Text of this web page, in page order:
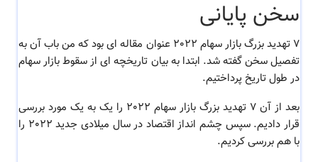
سخن پایانی
7 تهدید بزرگ بازار سهام 2022 عنوان مقاله ای بود که من باب آن به
تفصیل سخن گفته شد. ابتدا به بیان تاریخچه ای از سقوط بازار سهام
در طول تاریخ پرداختیم.
بعد از آن 7 تهدید بزرگ بازار سهام 2022 را یک به یک مورد بررسی
قرار دادیم. سپس چشم انداز اقتصاد در سال میلادی جدید 2022 را
با هم بررسی کردیم.